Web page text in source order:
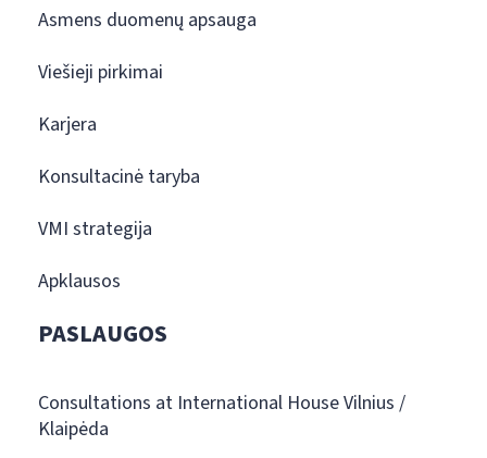
Asmens duomenų apsauga
Viešieji pirkimai
Karjera
Konsultacinė taryba
VMI strategija
Apklausos
PASLAUGOS
Consultations at International House Vilnius /
Klaipėda